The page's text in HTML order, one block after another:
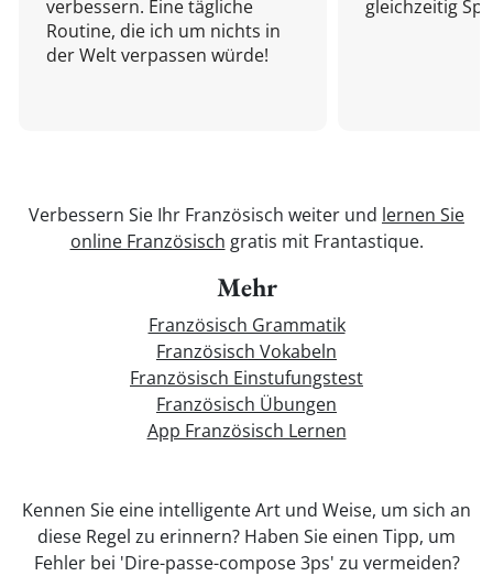
verbessern. Eine tägliche
Routine, die ich um nichts in
der Welt verpassen würde!
gleichzeitig
Verbessern Sie Ihr Französisch weiter und lernen Sie
online Französisch gratis mit Frantastique.
Mehr
Französisch Grammatik
Französisch Vokabeln
Französisch Einstufungstest
Französisch Übungen
App Französisch Lernen
Kennen Sie eine intelligente Art und Weise, um sich an
diese Regel zu erinnern? Haben Sie einen Tipp, um
Fehler bei 'Dire-passe-compose 3ps' zu vermeiden?